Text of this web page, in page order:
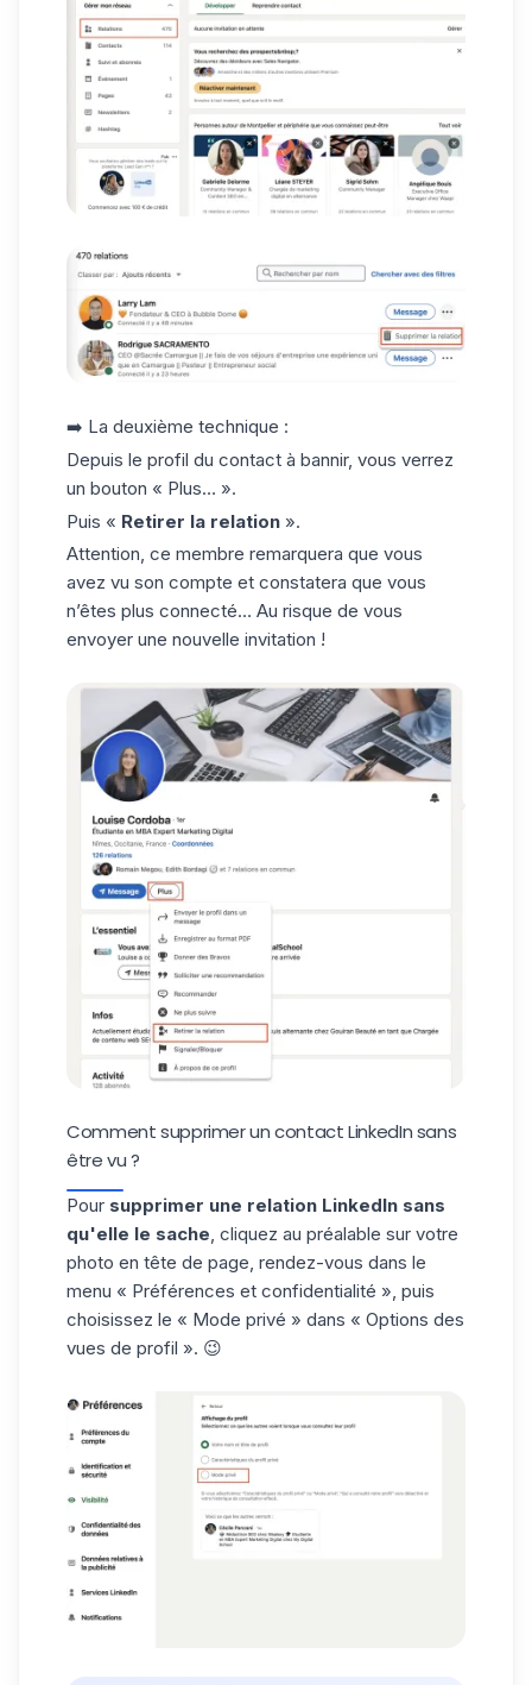
➡️ La deuxième technique :
Depuis le profil du contact à bannir, vous verrez
un bouton « Plus… ».
Puis « Retirer la relation ».
Attention, ce membre remarquera que vous
avez vu son compte et constatera que vous
n’êtes plus connecté… Au risque de vous
envoyer une nouvelle invitation !
Comment supprimer un contact LinkedIn sans
être vu ?
Pour supprimer une relation LinkedIn sans
qu'elle le sache , cliquez au préalable sur votre
photo en tête de page, rendez-vous dans le
menu « Préférences et confidentialité », puis
choisissez le « Mode privé » dans « Options des
vues de profil ». 😉